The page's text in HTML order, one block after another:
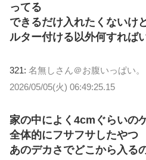
ってる
できるだけ入れたくないけ
ルター付ける以外何すれば
321: 名無しさん＠お腹いっぱい
2026/05/05(火) 06:49:25.15
家の中によく4cmぐらいの
全体的にフサフサしたやつ
あのデカさでどこから入る